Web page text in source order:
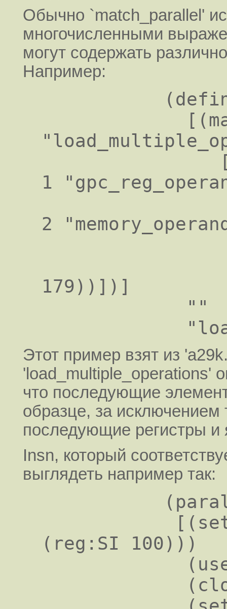
Обычно `match_parallel'
многочисленными
могут содержать
Например:
1
2
179))])]
Этот пример взят из
'load_multiple_operations'
что последующие
образце, за исключением
последующие регистры и
Insn, который
выглядеть например так:
(reg:SI 100)))